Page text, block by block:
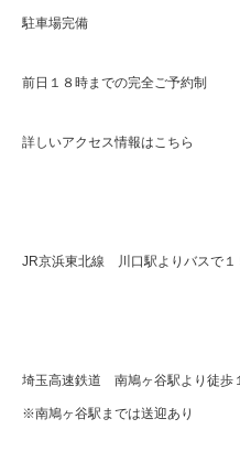
駐車場完備
前日１８時までの完全ご予約制
詳しいアクセス情報はこちら
JR京浜東北線 川口駅よりバスで１
埼玉高速鉄道 南鳩ヶ谷駅より徒歩
※南鳩ヶ谷駅までは送迎あり